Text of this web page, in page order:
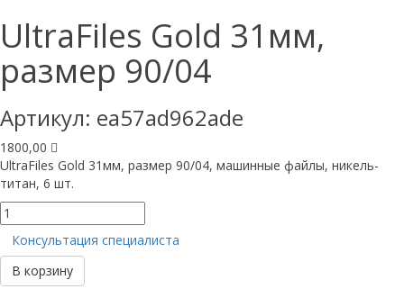
UltraFiles Gold 31мм,
размер 90/04
Артикул: ea57ad962ade
1800,00
UltraFiles Gold 31мм, размер 90/04, машинные файлы, никель-
титан, 6 шт.
Количество
товара
UltraFiles
Gold
31мм,
Консультация специалиста
В корзину